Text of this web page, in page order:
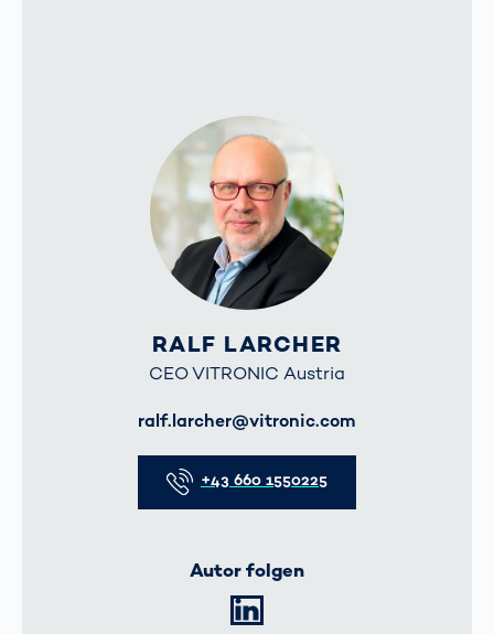
RALF LARCHER
CEO VITRONIC Austria
ralf.larcher@vitronic.com
+43 660 1550225
Autor folgen